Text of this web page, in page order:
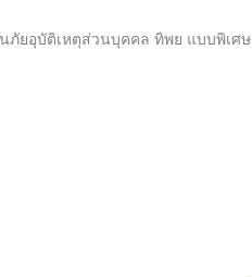
ภัยอุบัติเหตุส่วนบุคคล ทิพย แบบพิเศษ